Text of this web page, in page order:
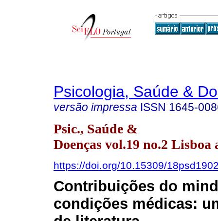
Psicologia, Saúde &
versão impressa ISSN 1645-
Psic., Saúde &
Doenças vol.19 no.2 Lisboa
https://doi.org/10.15309/
Contribuições do
condições médicas: